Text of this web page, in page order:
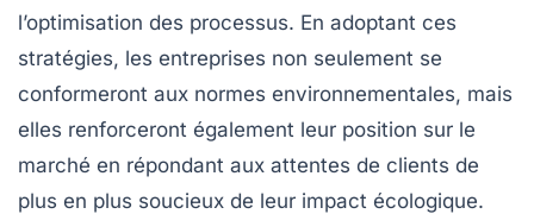
l’optimisation des processus. En adoptant ces
stratégies, les entreprises non seulement se
conformeront aux normes environnementales, mais
elles renforceront également leur position sur le
marché en répondant aux attentes de clients de
plus en plus soucieux de leur impact écologique.